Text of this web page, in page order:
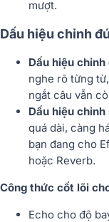
mượt.
Dấu hiệu chỉnh
Dấu hiệu chỉnh
nghe rõ từng
ngắt câu vẫn
Dấu hiệu chỉnh
quá dài, càng
bạn đang cho
hoặc Reverb.
Công thức cốt lõi
Echo cho độ